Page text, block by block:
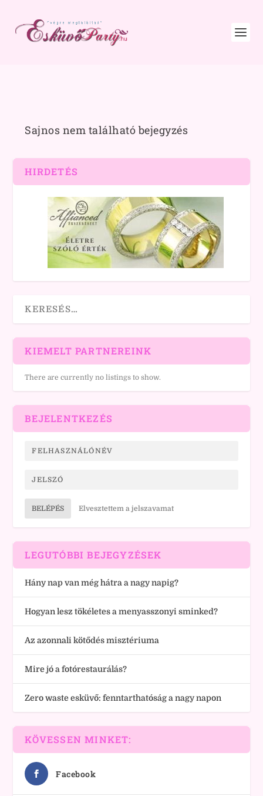
Sajnos nem található bejegyzés
HIRDETÉS
KIEMELT PARTNEREINK
There are currently no listings to show.
BEJELENTKEZÉS
BELÉPÉS Elvesztettem a jelszavamat
LEGUTÓBBI BEJEGYZÉSEK
Hány nap van még hátra a nagy napig?
Hogyan lesz tökéletes a menyasszonyi sminked?
Az azonnali kötődés misztériuma
Mire jó a fotórestaurálás?
Zero waste esküvő: fenntarthatóság a nagy napon
KÖVESSEN MINKET:
Facebook